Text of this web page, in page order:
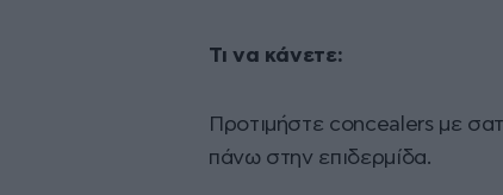
Τι να κάνετε:
Προτιμήστε concealers με
πάνω στην επιδερμίδα.